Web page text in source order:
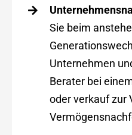
Sie beim
Unternehmen
Berater bei
oder verkauf zur